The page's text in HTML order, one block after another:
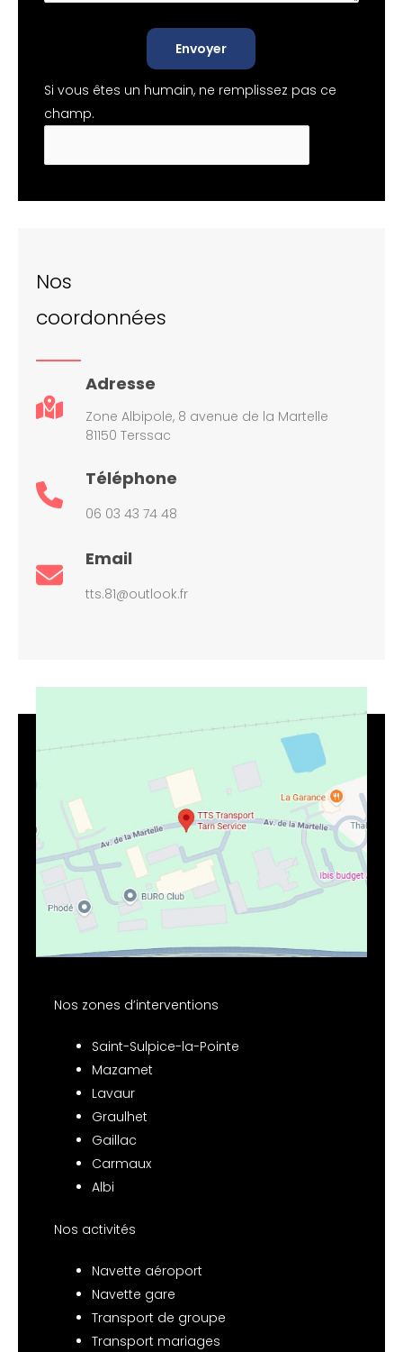
Envoyer
Si vous êtes un humain, ne remplissez pas ce
champ.
Nos
coordonnées
Adresse
Zone Albipole, 8 avenue de la Martelle
81150 Terssac
Téléphone
06 03 43 74 48
Email
tts.81@outlook.fr
Nos zones d’interventions
Saint-Sulpice-la-Pointe
Mazamet
Lavaur
Graulhet
Gaillac
Carmaux
Albi
Nos activités
Navette aéroport
Navette gare
Transport de groupe
Transport mariages